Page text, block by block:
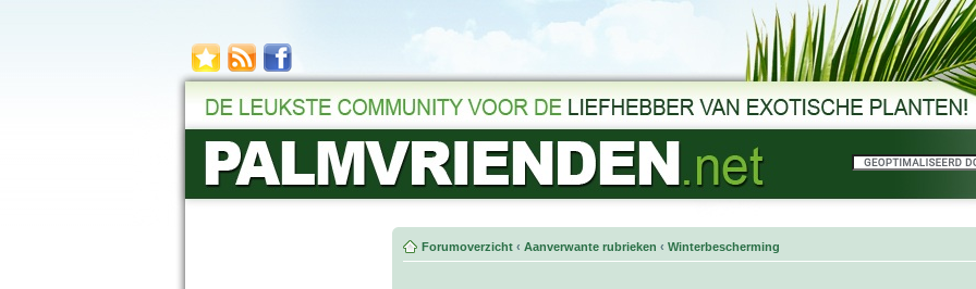
Forumoverzicht ‹ Aanverwante rubrieken ‹ Winterbescherming